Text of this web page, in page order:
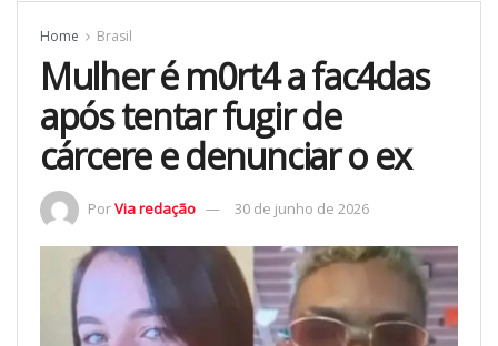
Home Brasil
Mulher é m0rt4 a fac4das
após tentar fugir de
cárcere e denunciar o ex
PorVia redação 30 de junho de 2026